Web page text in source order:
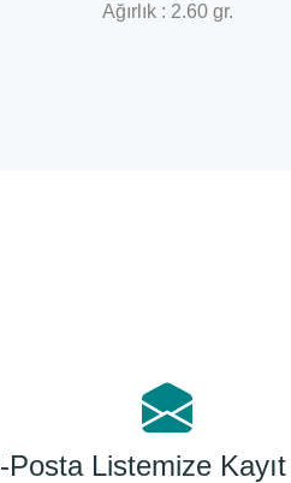
Ağırlık : 2.60 gr.
Posta Listemize